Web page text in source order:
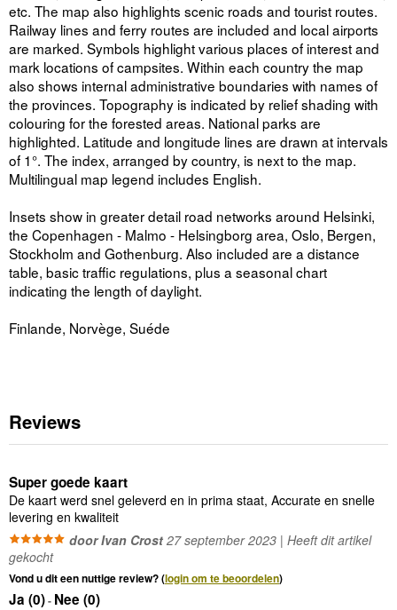
etc. The map also highlights scenic roads and tourist routes.
Railway lines and ferry routes are included and local airports
are marked. Symbols highlight various places of interest and
mark locations of campsites. Within each country the map
also shows internal administrative boundaries with names of
the provinces. Topography is indicated by relief shading with
colouring for the forested areas. National parks are
highlighted. Latitude and longitude lines are drawn at intervals
of 1°. The index, arranged by country, is next to the map.
Multilingual map legend includes English.
Insets show in greater detail road networks around Helsinki,
the Copenhagen - Malmo - Helsingborg area, Oslo, Bergen,
Stockholm and Gothenburg. Also included are a distance
table, basic traffic regulations, plus a seasonal chart
indicating the length of daylight.
Finlande, Norvège, Suéde
Reviews
Super goede kaart
De kaart werd snel geleverd en in prima staat, Accurate en snelle
levering en kwaliteit
door Ivan Crost 27 september 2023 | Heeft dit artikel
gekocht
Vond u dit een nuttige review? (login om te beoordelen)
Ja (0)- Nee (0)